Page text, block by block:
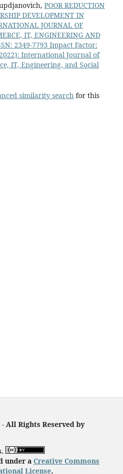
POOR REDUCTION
DEVELOPMENT IN
JOURNAL OF
IT, ENGINEERING AND
2349-7793 Impact Factor:
International Journal of
IT, Engineering, and Social
similarity searchfor this
All Rights Reserved by
under a Creative Commons
License.